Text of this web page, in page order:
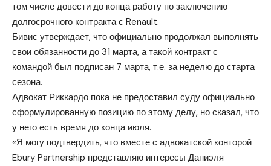
том числе довести до конца работу по заключению
долгосрочного контракта с Renault.
Бивис утверждает, что официально продолжал выполнять
свои обязанности до 31 марта, а такой контракт с
командой был подписан 7 марта, т.е. за неделю до старта
сезона.
Адвокат Риккардо пока не предоставил суду официально
сформулированную позицию по этому делу, но сказал, что
у него есть время до конца июля.
«Я могу подтвердить, что вместе с адвокатской конторой
Ebury Partnership представляю интересы Даниэля